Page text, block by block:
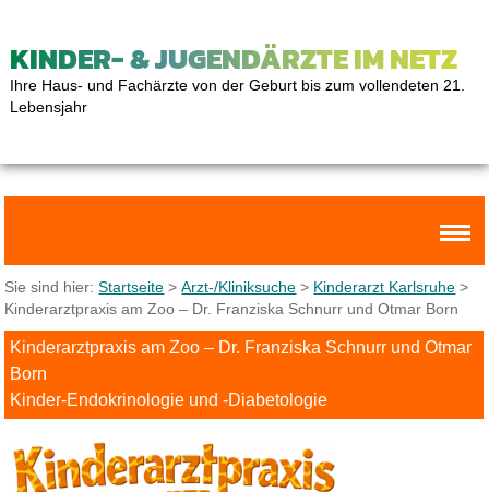
KINDER- & JUGENDÄRZTE IM NETZ
Ihre Haus- und Fachärzte von der Geburt bis zum vollendeten 21.
Lebensjahr
Sie sind hier:Startseite >Arzt-/Kliniksuche > Kinderarzt Karlsruhe >
Kinderarztpraxis am Zoo ‒ Dr. Franziska Schnurr und Otmar Born
Kinderarztpraxis am Zoo ‒ Dr. Franziska Schnurr und Otmar
Born
Kinder-Endokrinologie und -Diabetologie